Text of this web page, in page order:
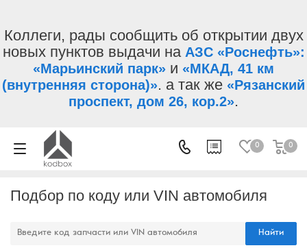
Коллеги, рады сообщить об открытии двух
новых пунктов выдачи на АЗС «Роснефть»:
«Марьинский парк» и «МКАД, 41 км
(внутренняя сторона)». а так же «Рязанский
проспект, дом 26, кор.2».
0 0
Подбор по коду или VIN автомобиля
Найти